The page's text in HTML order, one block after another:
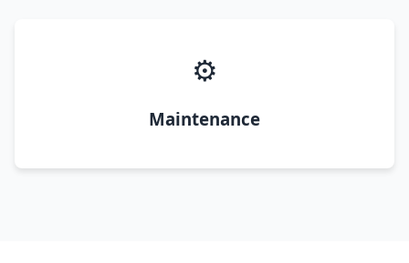
⚙️
Maintenance